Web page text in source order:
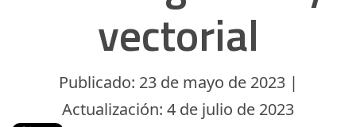
vectorial
Publicado: 23 de mayo de 2023 |
Actualización: 4 de julio de 2023